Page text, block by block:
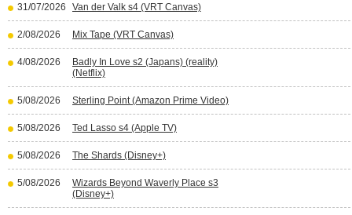
31/07/2026 Van der Valk s4 (VRT Canvas)
2/08/2026 Mix Tape (VRT Canvas)
4/08/2026
Badly In Love s2 (Japans) (reality)
(Netflix)
5/08/2026 Sterling Point (Amazon Prime Video)
5/08/2026 Ted Lasso s4 (Apple TV)
5/08/2026 The Shards (Disney+)
5/08/2026
Wizards Beyond Waverly Place s3
(Disney+)